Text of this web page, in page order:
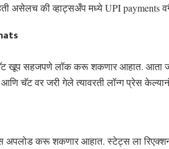
असेलच की व्हाट्सअँप मध्ये UPI payments
खूप सहजपणे लॉक करू शकणार आहात. आता
चॅट वर जरी गेले त्यावरती लॉन्ग प्रेस
अपलोड करू शकणार आहात. स्टेट्स ला